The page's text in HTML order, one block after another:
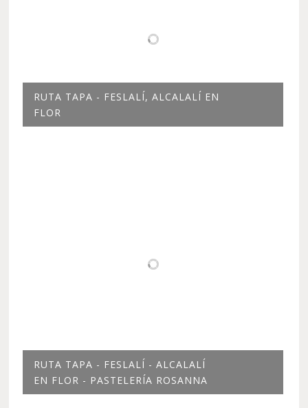
RUTA TAPA - FESLALÍ, ALCALALÍ EN
FLOR
RUTA TAPA - FESLALÍ - ALCALALÍ
EN FLOR - PASTELERÍA ROSANNA